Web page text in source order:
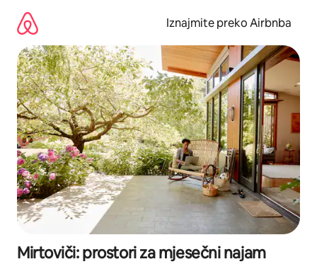
sadržaj
Iznajmite preko Airbnba
Mirtoviči: prostori za mjesečni najam